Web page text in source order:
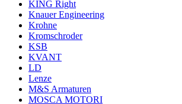
KING Right
Knauer Engineering
Krohne
Kromschroder
KSB
KVANT
LD
Lenze
M&S Armaturen
MOSCA MOTORI